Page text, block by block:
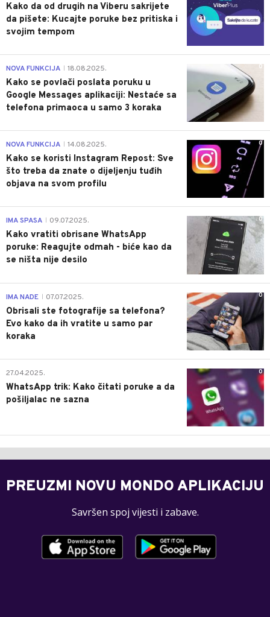
Kako da od drugih na Viberu sakrijete
da pišete: Kucajte poruke bez pritiska i
svojim tempom
0
NOVA FUNKCIJA 18.08.2025.
Kako se povlači poslata poruku u
Google Messages aplikaciji: Nestaće sa
telefona primaoca u samo 3 koraka
0
NOVA FUNKCIJA 14.08.2025.
Kako se koristi Instagram Repost: Sve
što treba da znate o dijeljenju tuđih
objava na svom profilu
0
IMA SPASA 09.07.2025.
Kako vratiti obrisane WhatsApp
poruke: Reagujte odmah - biće kao da
se ništa nije desilo
0
IMA NADE 07.07.2025.
Obrisali ste fotografije sa telefona?
Evo kako da ih vratite u samo par
koraka
0
27.04.2025.
WhatsApp trik: Kako čitati poruke a da
pošiljalac ne sazna
PREUZMI NOVU MONDO APLIKACIJU
Savršen spoj vijesti i zabave.